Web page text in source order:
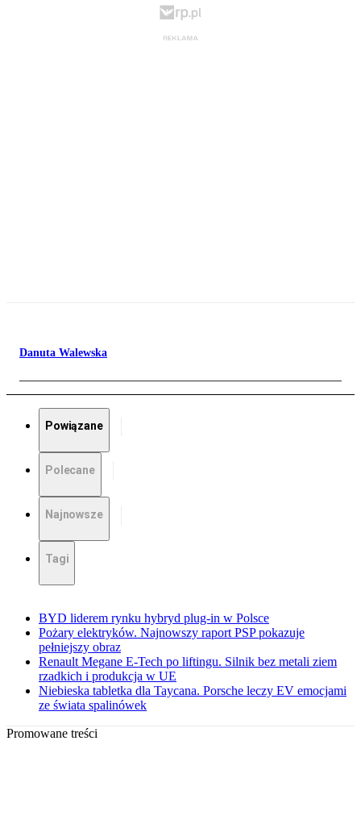
Danuta Walewska
Powiązane
Polecane
Najnowsze
Tagi
BYD liderem rynku hybryd plug-in w Polsce
Pożary elektryków. Najnowszy raport PSP pokazuje
pełniejszy obraz
Renault Megane E-Tech po liftingu. Silnik bez metali ziem
rzadkich i produkcja w UE
Niebieska tabletka dla Taycana. Porsche leczy EV emocjami
ze świata spalinówek
Promowane treści